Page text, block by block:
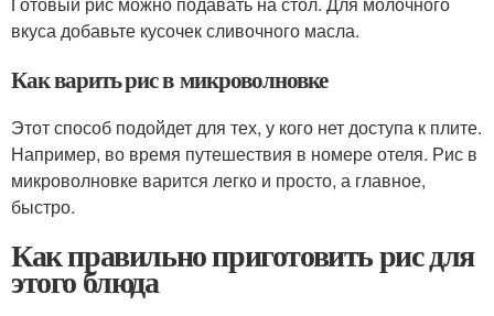
вкуса добавьте кусочек сливочного масла.
Как варить рис в микроволновке
Этот способ подойдет для тех, у кого нет доступа к плите.
Например, во время путешествия в номере отеля. Рис в
микроволновке варится легко и просто, а главное,
быстро.
Как правильно приготовить рис для
этого блюда